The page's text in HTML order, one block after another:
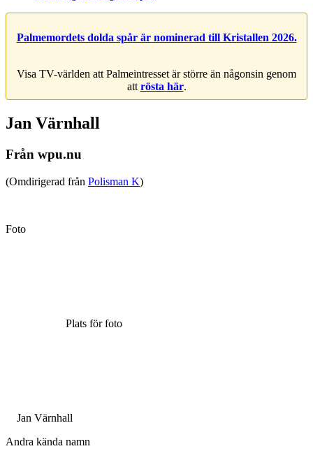
Palmemordets dolda spår är nominerad till Kristallen 2026.
Visa TV-världen att Palmeintresset är större än någonsin genom
att rösta här.
Jan Värnhall
Från wpu.nu
(Omdirigerad från Polisman K)
Foto
Plats för foto
Jan Värnhall
Andra kända namn